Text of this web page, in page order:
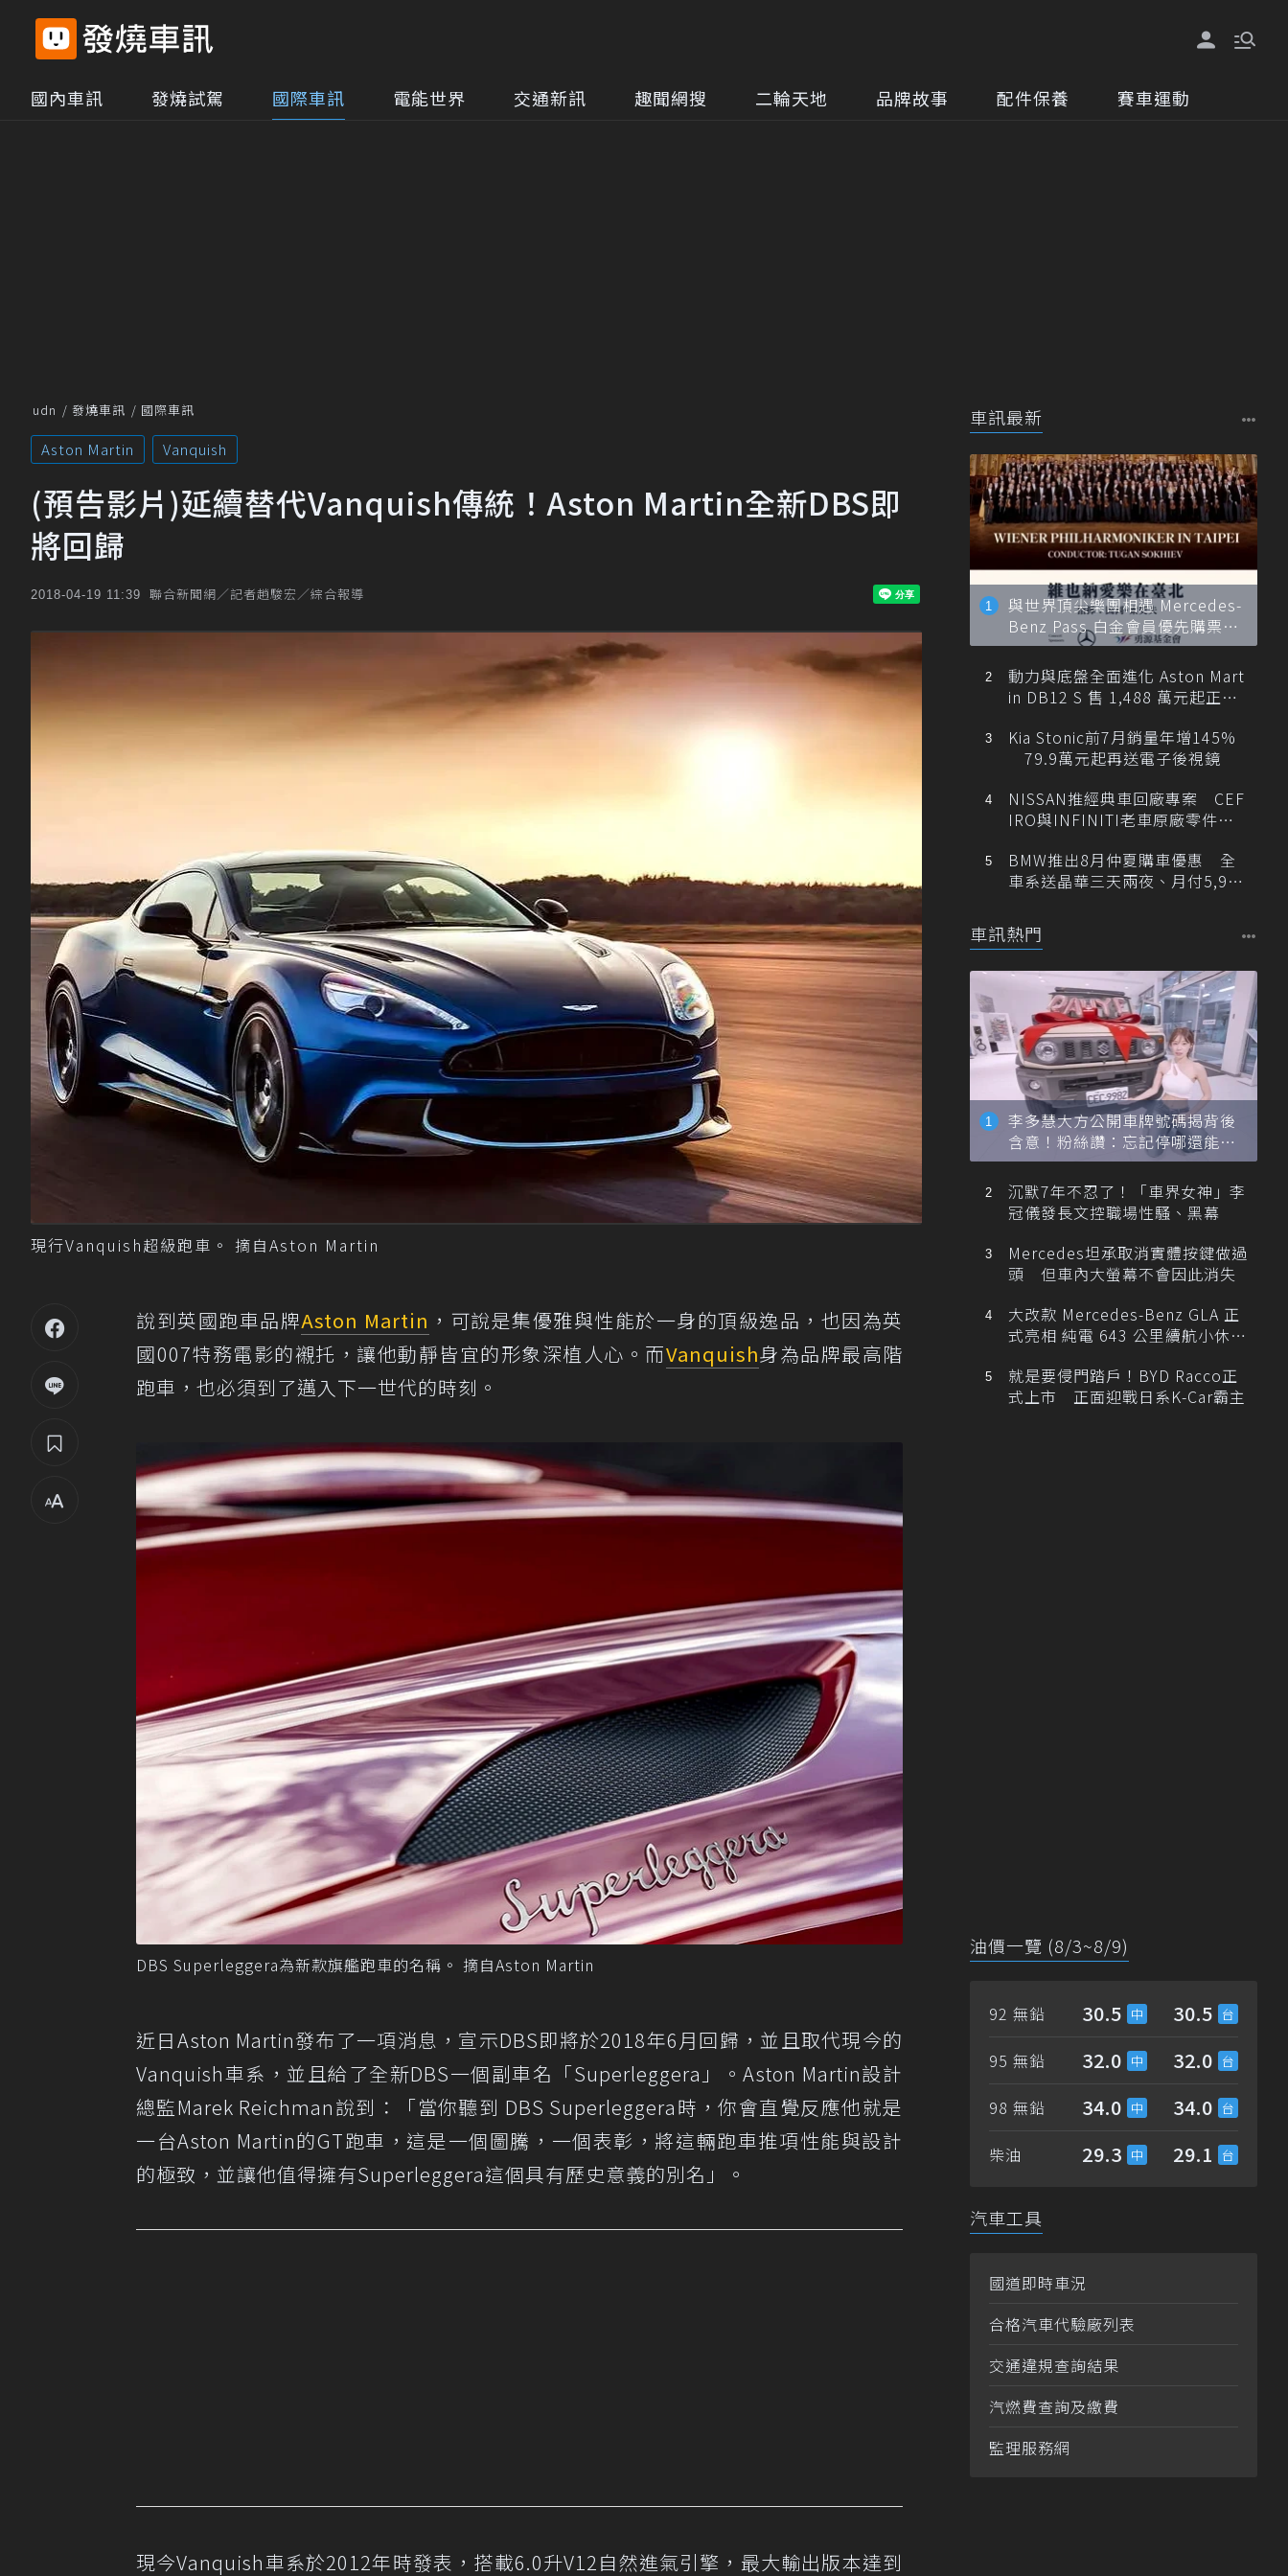
國內車訊 發燒試駕 國際車訊 電能世界 交通新訊 趣聞網搜 二輪天地 品牌故事 配件保養 賽車運動
udn 發燒車訊 國際車訊
Aston Martin Vanquish
(預告影片)延續替代Vanquish傳統！Aston Martin全新DBS即
將回歸
2018-04-19 11:39 聯合新聞網／記者趙駿宏／綜合報導
現行Vanquish超級跑車。 摘自Aston Martin
說到英國跑車品牌Aston Martin ，可說是集優雅與性能於一身的頂級逸品，也因為英
國007特務電影的襯托，讓他動靜皆宜的形象深植人心。而Vanquish身為品牌最高階
跑車，也必須到了邁入下一世代的時刻。
DBS Superleggera為新款旗艦跑車的名稱。 摘自Aston Martin
近日Aston Martin發布了一項消息，宣示DBS即將於2018年6月回歸，並且取代現今的
Vanquish車系，並且給了全新DBS一個副車名「Superleggera」。Aston Martin設計
總監Marek Reichman說到：「當你聽到 DBS Superleggera時，你會直覺反應他就是
一台Aston Martin的GT跑車，這是一個圖騰，一個表彰，將這輛跑車推項性能與設計
的極致，並讓他值得擁有Superleggera這個具有歷史意義的別名」。
現今Vanquish車系於2012年時發表，搭載6.0升V12自然進氣引擎，最大輸出版本達到
車訊最新
與世界頂尖樂團相遇 Mercedes-
Benz Pass 白金會員優先購票維
也納愛樂
動力與底盤全面進化 Aston Mart
in DB12 S 售 1,488 萬元起正式
Kia Stonic前7月銷量年增145%
79.9萬元起再送電子後視鏡
NISSAN推經典車回廠專案 CEF
IRO與INFINITI老車原廠零件最
BMW推出8月仲夏購車優惠 全
車系送晶華三天兩夜、月付5,900
車訊熱門
李多慧大方公開車牌號碼揭背後
含意！粉絲讚：忘記停哪還能幫
忙找車
沉默7年不忍了！「車界女神」李
冠儀發長文控職場性騷、黑幕
Mercedes坦承取消實體按鍵做過
頭 但車內大螢幕不會因此消失
大改款 Mercedes-Benz GLA 正
式亮相 純電 643 公里續航小休
就是要侵門踏戶！BYD Racco正
式上市 正面迎戰日系K-Car霸主
油價一覽 (8/3~8/9)
92 無鉛 30.5 30.5
95 無鉛 32.0 32.0
98 無鉛 34.0 34.0
柴油 29.3 29.1
汽車工具
國道即時車況
合格汽車代驗廠列表
交通違規查詢結果
汽燃費查詢及繳費
監理服務網